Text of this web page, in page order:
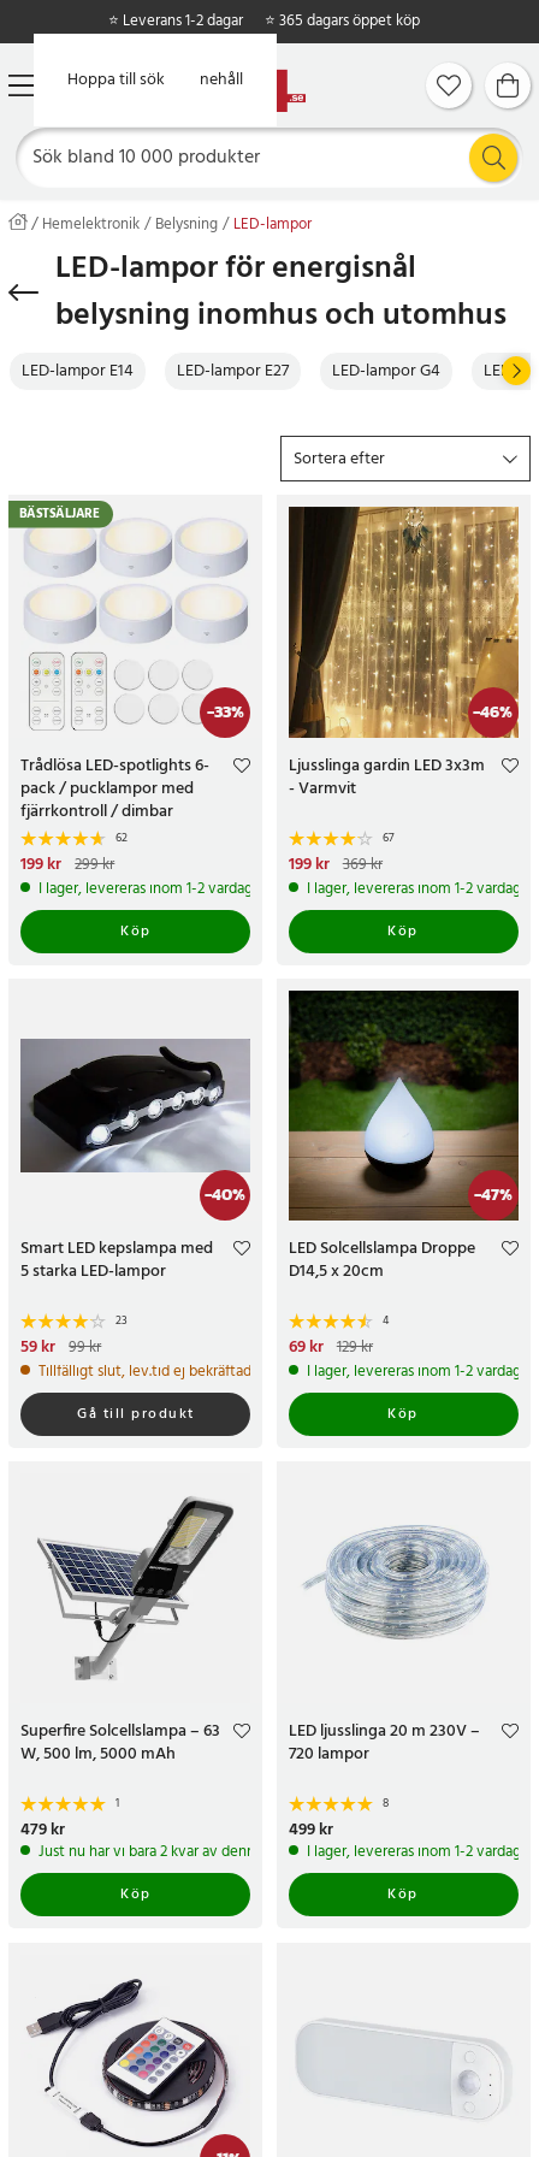
Hoppa till huvudinnehåll
Hoppa till sök
⭐ Leverans 1-2 dagar ⭐ 365 dagars öppet köp
Hemelektronik Belysning LED-lampor
LED-lampor för energisnål
belysning inomhus och utomhus
LED-lampor E14 LED-lampor E27 LED-lampor G4 LED-
Sortera efter
-33%
BÄSTSÄLJARE
Trådlösa LED-spotlights 6-
pack / pucklampor med
fjärrkontroll / dimbar
skåpbelysning
62
Nuvarande pris
pris:299 kr
199 kr 299 kr
I lager, levereras inom 1-2 vardagar
Köp
-46%
Ljusslinga gardin LED 3x3m
- Varmvit
67
Nuvarande pris
pris:369 kr
199 kr 369 kr
I lager, levereras inom 1-2 vardagar
Köp
-40%
Smart LED kepslampa med
5 starka LED-lampor
23
Nuvarande pris
pris:99 kr
59 kr 99 kr
Tillfälligt slut, lev.tid ej bekräftad
Gå till produkt
-47%
LED Solcellslampa Droppe
D14,5 x 20cm
4
Nuvarande pris
pris:129 kr
69 kr 129 kr
I lager, levereras inom 1-2 vardagar
Köp
Superfire Solcellslampa – 63
W, 500 lm, 5000 mAh
1
Pris:479 kr
479 kr
Just nu har vi bara 2 kvar av denna produkt
Köp
LED ljusslinga 20 m 230V –
720 lampor
8
Pris:499 kr
499 kr
I lager, levereras inom 1-2 vardagar
Köp